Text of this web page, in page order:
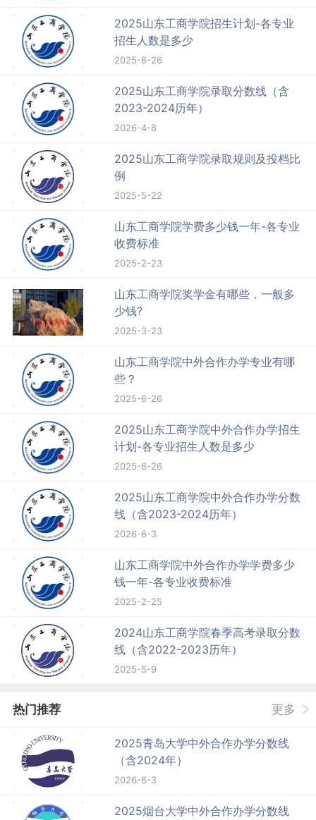
2025山东工商学院招生计划-各专业
招生人数是多少
2025-6-26
2025山东工商学院录取分数线（含
2023-2024历年）
2026-4-8
2025山东工商学院录取规则及投档比
例
2025-5-22
山东工商学院学费多少钱一年-各专业
收费标准
2025-2-23
山东工商学院奖学金有哪些，一般多
少钱?
2025-3-23
山东工商学院中外合作办学专业有哪
些？
2025-6-26
2025山东工商学院中外合作办学招生
计划-各专业招生人数是多少
2025-6-26
2025山东工商学院中外合作办学分数
线（含2023-2024历年）
2026-6-3
山东工商学院中外合作办学学费多少
钱一年-各专业收费标准
2025-2-25
2024山东工商学院春季高考录取分数
线（含2022-2023历年）
2025-5-9
热门推荐 更多
2025青岛大学中外合作办学分数线
（含2024年）
2026-6-3
2025烟台大学中外合作办学分数线